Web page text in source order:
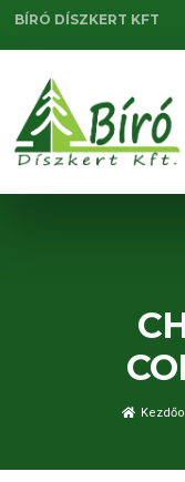
BÍRÓ DÍSZKERT KFT